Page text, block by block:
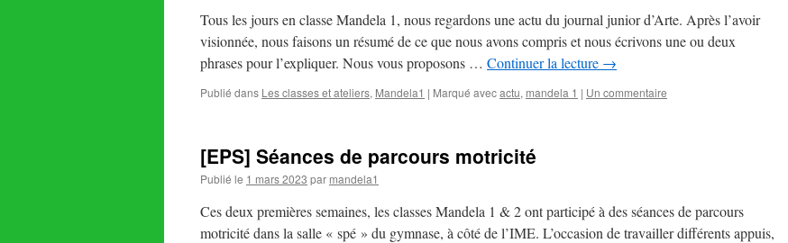
Tous les jours en classe Mandela 1, nous regardons une actu du journal junior d’Arte. Après l’avoir
visionnée, nous faisons un résumé de ce que nous avons compris et nous écrivons une ou deux
phrases pour l’expliquer. Nous vous proposons … Continuer la lecture →
Publié dans Les classes et ateliers, Mandela1 | Marqué avecactu, mandela 1 | Un commentaire
[EPS] Séances de parcours motricité
Publié le 1 mars 2023 par mandela1
Ces deux premières semaines, les classes Mandela 1 & 2 ont participé à des séances de parcours
motricité dans la salle « spé » du gymnase, à côté de l’IME. L’occasion de travailler différents appuis,